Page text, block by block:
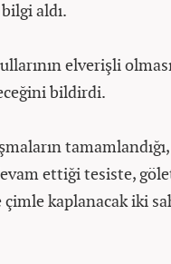
aldı.
elverişli
bildirdi.
ettiği tesiste,
çimle kaplanacak iki